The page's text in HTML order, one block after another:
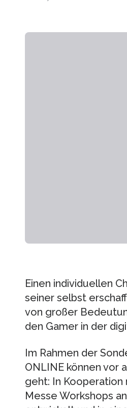
Einen individuellen
seiner selbst
von großer
den Gamer in der
Im Rahmen der
ONLINE können vor
geht: In
Messe Workshops